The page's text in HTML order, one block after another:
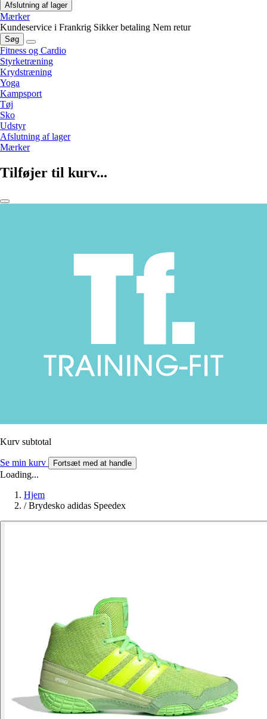
Afslutning af lager
Mærker
Kundeservice i Frankrig Sikker betaling Nem retur
Søg
Fitness og Cardio
Styrketræning
Krydstræning
Yoga
Kampsport
Tøj
Sko
Udstyr
Afslutning af lager
Mærker
Tilføjer til kurv...
Kurv subtotal
Se min kurv Fortsæt med at handle
Loading...
Hjem
/ Brydesko adidas Speedex